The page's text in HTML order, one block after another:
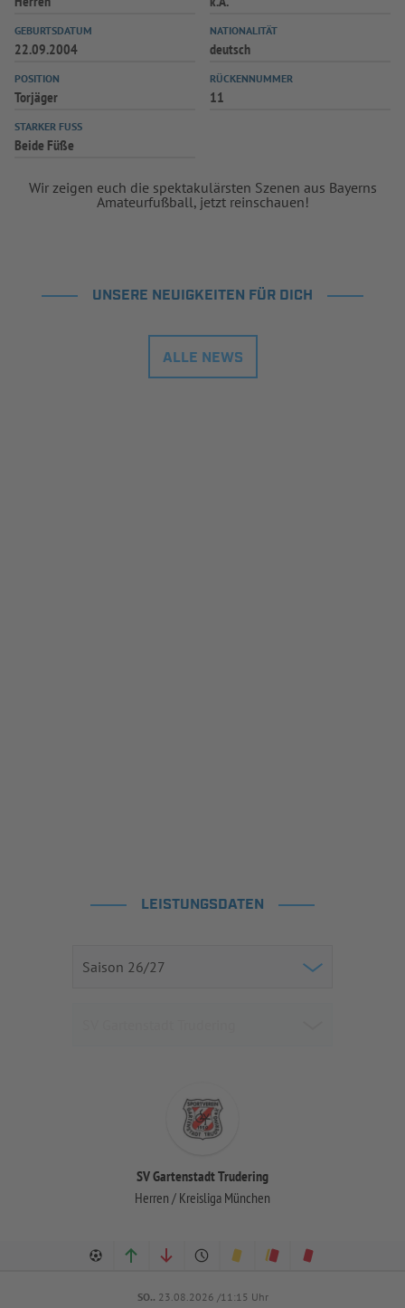
SPIELPLUS
GEBURTSDATUM
22.09.2004
NATIONALITÄT
deutsch
POSITION
Torjäger
RÜCKENNUMMER
11
STARKER FUSS
Beide Füße
Wir zeigen euch die spektakulärsten Szenen aus Bayerns
Amateurfußball, jetzt reinschauen!
UNSERE NEUIGKEITEN FÜR DICH
ALLE NEWS
LEISTUNGSDATEN
SV Gartenstadt Trudering
Herren / Kreisliga München
SO.. 23.08.2026 /11:15 Uhr